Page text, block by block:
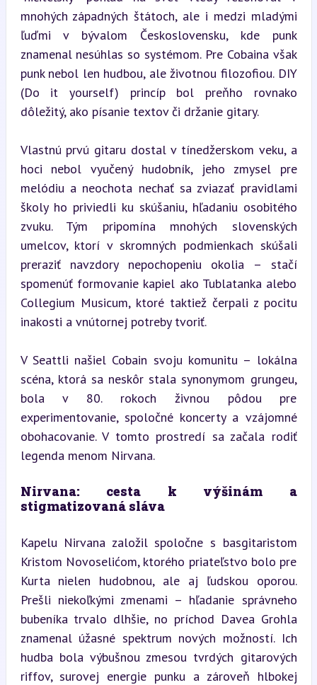
mnohých západných štátoch, ale i medzi mladými
ľuďmi v bývalom Československu, kde punk
znamenal nesúhlas so systémom. Pre Cobaina však
punk nebol len hudbou, ale životnou filozofiou. DIY
(Do it yourself) princíp bol preňho rovnako
dôležitý, ako písanie textov či držanie gitary.
Vlastnú prvú gitaru dostal v tínedžerskom veku, a
hoci nebol vyučený hudobník, jeho zmysel pre
melódiu a neochota nechať sa zviazať pravidlami
školy ho priviedli ku skúšaniu, hľadaniu osobitého
zvuku. Tým pripomína mnohých slovenských
umelcov, ktorí v skromných podmienkach skúšali
preraziť navzdory nepochopeniu okolia – stačí
spomenúť formovanie kapiel ako Tublatanka alebo
Collegium Musicum, ktoré taktiež čerpali z pocitu
inakosti a vnútornej potreby tvoriť.
V Seattli našiel Cobain svoju komunitu – lokálna
scéna, ktorá sa neskôr stala synonymom grungeu,
bola v 80. rokoch živnou pôdou pre
experimentovanie, spoločné koncerty a vzájomné
obohacovanie. V tomto prostredí sa začala rodiť
legenda menom Nirvana.
Nirvana: cesta k výšinám a
stigmatizovaná sláva
Kapelu Nirvana založil spoločne s basgitaristom
Kristom Novoselićom, ktorého priateľstvo bolo pre
Kurta nielen hudobnou, ale aj ľudskou oporou.
Prešli niekoľkými zmenami – hľadanie správneho
bubeníka trvalo dlhšie, no príchod Davea Grohla
znamenal úžasné spektrum nových možností. Ich
hudba bola výbušnou zmesou tvrdých gitarových
riffov, surovej energie punku a zároveň hlbokej